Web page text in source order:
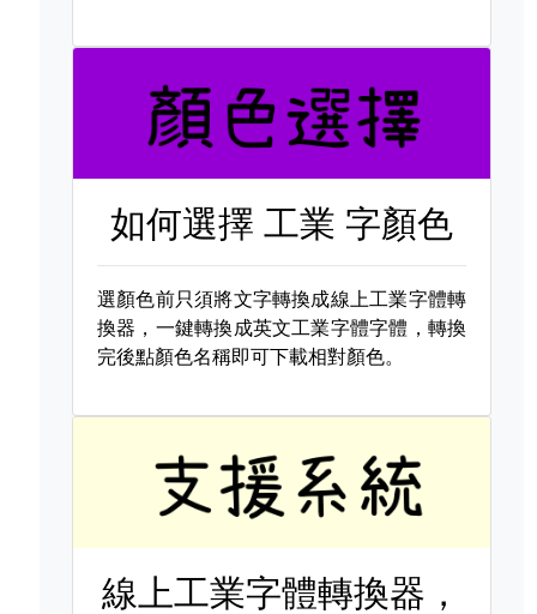
如何選擇工業 字顏色
選顏色前只須將文字轉換成線上工業字體轉
換器，一鍵轉換成英文工業字體字體，轉換
完後點顏色名稱即可下載相對顏色。
線上工業字體轉換器，